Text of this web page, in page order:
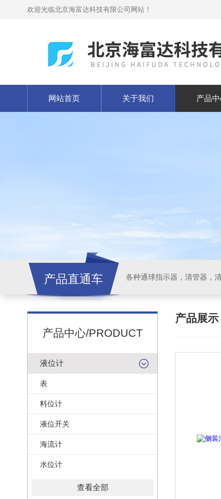
欢迎光临北京海富达科技有限公司网站！
网站首页 关于我们 产品
产品直通车 各种通球指示器，清管器，
产品中心/PRODUCT
液位计
表
料位计
液位开关
海流计
水位计
查看全部
产品展示